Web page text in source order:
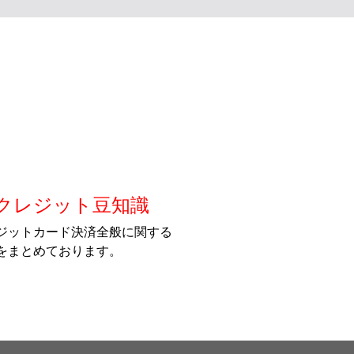
レジット豆知識
ットカード決済全般に関する
まとめております。